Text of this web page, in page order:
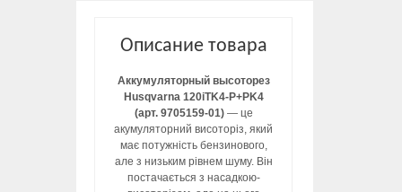
Описание товара
Аккумуляторный высоторез
Husqvarna 120iTK4-P+PK4
(арт. 9705159-01)— це
акумуляторний висоторіз, який
має потужність бензинового,
але з низьким рівнем шуму. Він
постачається з насадкою-